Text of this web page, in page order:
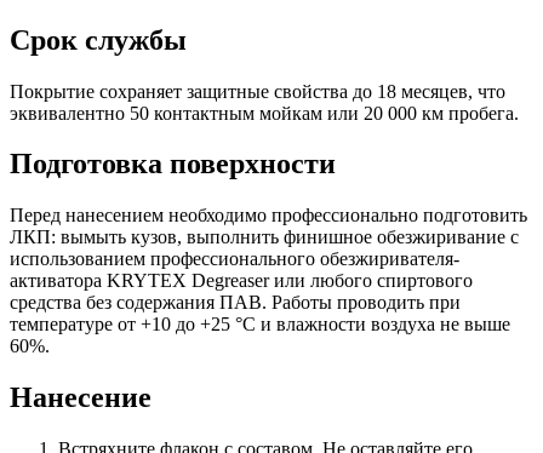
Срок службы
Покрытие сохраняет защитные свойства до 18 месяцев, что
эквивалентно 50 контактным мойкам или 20 000 км пробега.
Подготовка поверхности
Перед нанесением необходимо профессионально подготовить
ЛКП: вымыть кузов, выполнить финишное обезжиривание с
использованием профессионального обезжиривателя-
активатора KRYTEX Degreaser или любого спиртового
средства без содержания ПАВ. Работы проводить при
температуре от +10 до +25 °C и влажности воздуха не выше
60%.
Нанесение